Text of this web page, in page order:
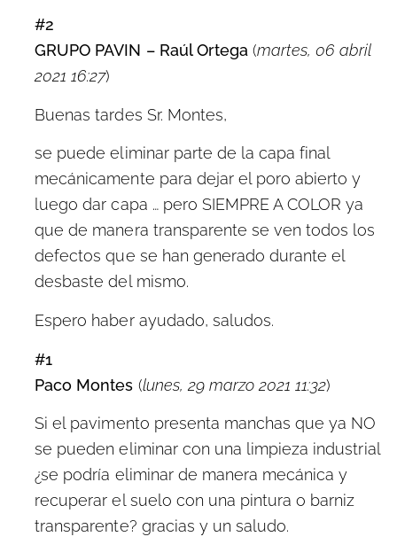
#2
GRUPO PAVIN – Raúl Ortega(martes, 06 abril
2021 16:27)
Buenas tardes Sr. Montes,
se puede eliminar parte de la capa final
mecánicamente para dejar el poro abierto y
luego dar capa … pero SIEMPRE A COLOR ya
que de manera transparente se ven todos los
defectos que se han generado durante el
desbaste del mismo.
Espero haber ayudado, saludos.
#1
Paco Montes (lunes, 29 marzo 2021 11:32)
Si el pavimento presenta manchas que ya NO
se pueden eliminar con una limpieza industrial
¿se podría eliminar de manera mecánica y
recuperar el suelo con una pintura o barniz
transparente? gracias y un saludo.